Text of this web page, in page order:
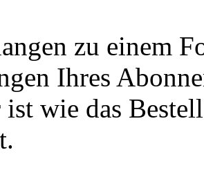
zu einem
Ihres
wie das